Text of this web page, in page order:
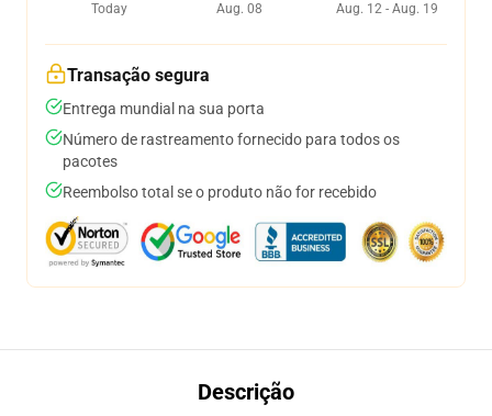
Today
Aug. 08
Aug. 12 - Aug. 19
Transação segura
Entrega mundial na sua porta
Número de rastreamento fornecido para todos os
pacotes
Reembolso total se o produto não for recebido
Descrição